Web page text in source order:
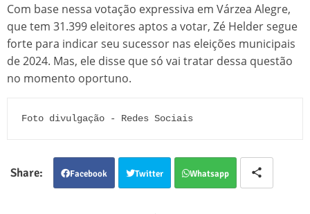
Com base nessa votação expressiva em Várzea Alegre,
que tem 31.399 eleitores aptos a votar, Zé Helder segue
forte para indicar seu sucessor nas eleições municipais
de 2024. Mas, ele disse que só vai tratar dessa questão
no momento oportuno.
Foto divulgação - Redes Sociais
Facebook Twitter Whatsapp